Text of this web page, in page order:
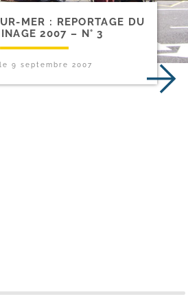
​MER : REPORTAGE DU
2007 – N° 3
le9 septembre 2007